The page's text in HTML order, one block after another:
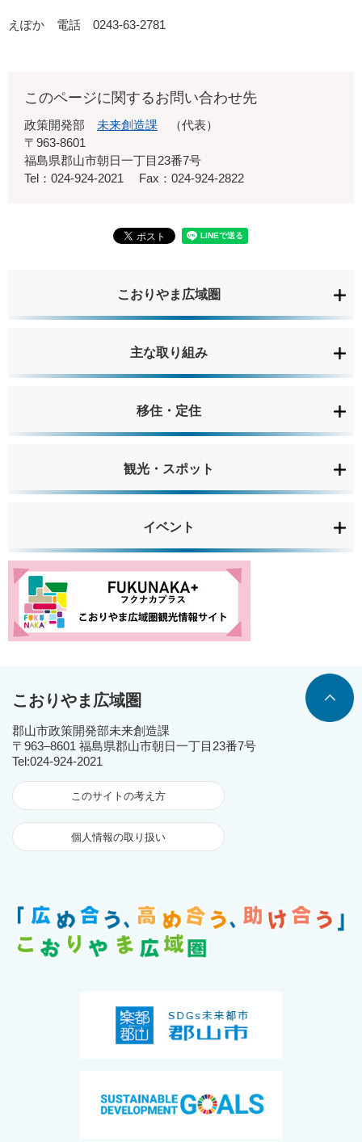
えぽか 電話 0243-63-2781
このページに関するお問い合わせ先
政策開発部 未来創造課
代表
〒963-8601
福島県郡山市朝日一丁目23番7号
Tel：024-924-2021
Fax：024-924-2822
こおりやま広域圏
主な取り組み
移住・定住
観光・スポット
イベント
こおりやま広域圏
郡山市政策開発部未来創造課
〒963‒8601 福島県郡山市朝日一丁目23番7号
Tel:024-924-2021
このサイトの考え方
個人情報の取り扱い